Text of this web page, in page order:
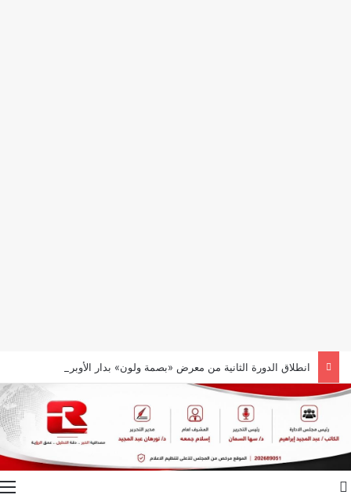
انطلاق الدورة الثانية من معرض «بصمة ولون» بدار الأوبرا المصرية